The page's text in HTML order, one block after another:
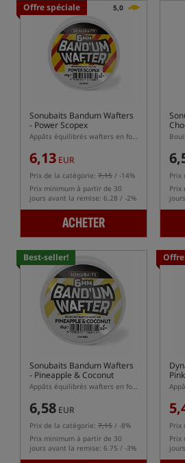
Offre spéciale 5,0
Sonubaits Bandum Wafters
- Power Scopex
Appâts équilibrés wafters en forme de dumbells
6,13 EUR
Prix de la catégorie: 7,15 / -14%
Prix minimum à partir de 30
jours avant la remise: 6.28 / -2%
ACHETER
Prix
Prix
Best-seller!
Sonubaits Bandum Wafters
- Pineapple & Coconut
Appâts équilibrés wafters en forme de dumbells
6,58 EUR
Prix de la catégorie: 7,15 / -8%
Prix minimum à partir de 30
jours avant la remise: 6.75 / -3%
Prix
Prix